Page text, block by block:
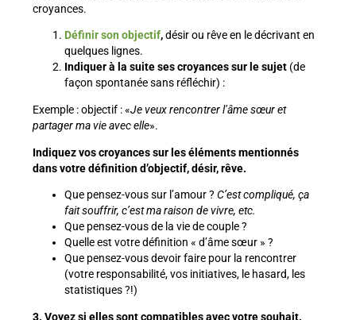
croyances.
Définir son objectif,désir ou rêve en le décrivant en
quelques lignes.
Indiquer à la suite ses croyances sur le sujet(de
façon spontanée sans réfléchir) :
Exemple : objectif : «Je veux rencontrer l’âme sœur et
partager ma vie avec elle».
Indiquez vos croyances sur les éléments mentionnés
dans votre définition d’objectif, désir, rêve.
Que pensez-vous sur l’amour ? C’est compliqué, ça
fait souffrir, c’est ma raison de vivre, etc.
Que pensez-vous de la vie de couple ?
Quelle est votre définition « d’âme sœur » ?
Que pensez-vous devoir faire pour la rencontrer
(votre responsabilité, vos initiatives, le hasard, les
statistiques ?!)
3. Voyez si elles sont compatibles avec votre souhait.